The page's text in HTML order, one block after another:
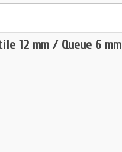
12 mm / Queue 6 mm